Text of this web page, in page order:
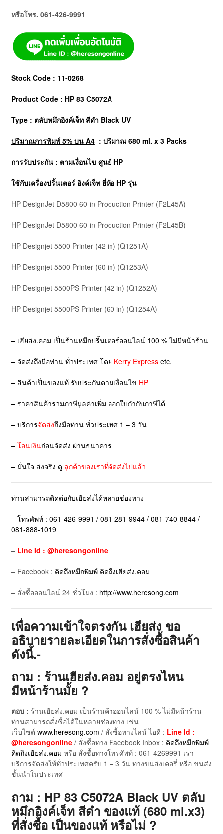
หรือโทร. 061-426-9991
Stock Code : 11-0268
Product Code : HP 83 C5072A
Type : ตลับหมึกอิงค์เจ็ท สีดำ Black UV
ปริมาณการพิมพ์ 5% บน A4: ปริมาณ 680 ml. x 3 Packs
การรับประกัน : ตามเงื่อนไข ศูนย์ HP
ใช้กับเครื่องปริ้นเตอร์ อิงค์เจ็ท ยี่ห้อ HPรุ่น
HP DesignJet D5800 60-in Production Printer (F2L45A)
HP DesignJet D5800 60-in Production Printer (F2L45B)
HP Designjet 5500 Printer (42 in) (Q1251A)
HP Designjet 5500 Printer (60 in) (Q1253A)
HP Designjet 5500PS Printer (42 in) (Q1252A)
HP Designjet 5500PS Printer (60 in) (Q1254A)
– เฮียส่ง.คอม เป็นร้านหมึกปริ้นเตอร์ออนไลน์ 100 % ไม่มีหน้าร้าน
– จัดส่งถึงมือท่าน ทั่วประเทศ โดย Kerry Expressetc.
– สินค้าเป็นของแท้ รับประกันตามเงื่อนไข HP
– ราคาสินค้ารวมภาษีมูลค่าเพิ่ม ออกใบกำกับภาษีได้
– บริการจัดส่งถึงมือท่าน ทั่วประเทศ 1 – 3 วัน
– โอนเงินก่อนจัดส่ง ผ่านธนาคาร
– มั่นใจ ส่งจริง ดู ลูกค้าของเราที่จัดส่งไปแล้ว
ท่านสามารถติดต่อกับเฮียส่งได้หลายช่องทาง
– โทรศัพท์ : 061-426-9991 / 081-281-9944 / 081-740-8844 /
081-888-1019
– Line Id : @heresongonline
– Facebook : คิดถึงหมึกพิมพ์ คิดถึงเฮียส่ง.คอม
– สั่งซื้อออนไลน์ 24 ชั่วโมง : http://www.heresong.com
เพื่อความเข้าใจตรงกัน เฮียส่ง ขอ
อธิบายรายละเอียดในการสั่งซื้อสินค้า
ดังนี้.-
ถาม : ร้านเฮียส่ง.คอม อยู่ตรงไหน
มีหน้าร้านมั้ย ?
ตอบ : ร้านเฮียส่ง.คอม เป็นร้านค้าออนไลน์ 100 % ไม่มีหน้าร้าน
ท่านสามารถสั่งซื้อได้ในหลายช่องทาง เช่น
เว็บไซต์ www.heresong.com / สั่งซื้อทางไลน์ ไอดี : Line Id :
@heresongonline / สั่งซื้อทาง Facebook Inbox : คิดถึงหมึกพิมพ์
คิดถึงเฮียส่ง.คอม หรือ สั่งซื้อทางโทรศัพท์ : 061-4269991 เรา
บริการจัดส่งให้ทั่วประเทศครับ 1 – 3 วัน ทางขนส่งเคอรี่ หรือ ขนส่ง
ชั้นนำในประเทศ
ถาม : HP 83 C5072A Black UV ตลับ
หมึกอิงค์เจ็ท สีดำ ของแท้ (680 ml.x3)
ที่สั่งซื้อ เป็นของแท้ หรือไม่ ?